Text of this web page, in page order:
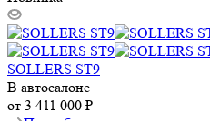
SOLLERS ST9
В автосалоне
от 3 411 000 ₽